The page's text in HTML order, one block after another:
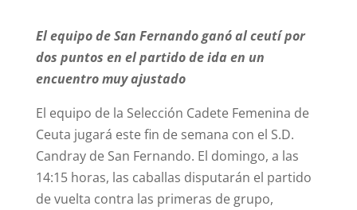
El equipo de San Fernando ganó al ceutí por
dos puntos en el partido de ida en un
encuentro muy ajustado
El equipo de la Selección Cadete Femenina de
Ceuta jugará este fin de semana con el S.D.
Candray de San Fernando. El domingo, a las
14:15 horas, las caballas disputarán el partido
de vuelta contra las primeras de grupo,